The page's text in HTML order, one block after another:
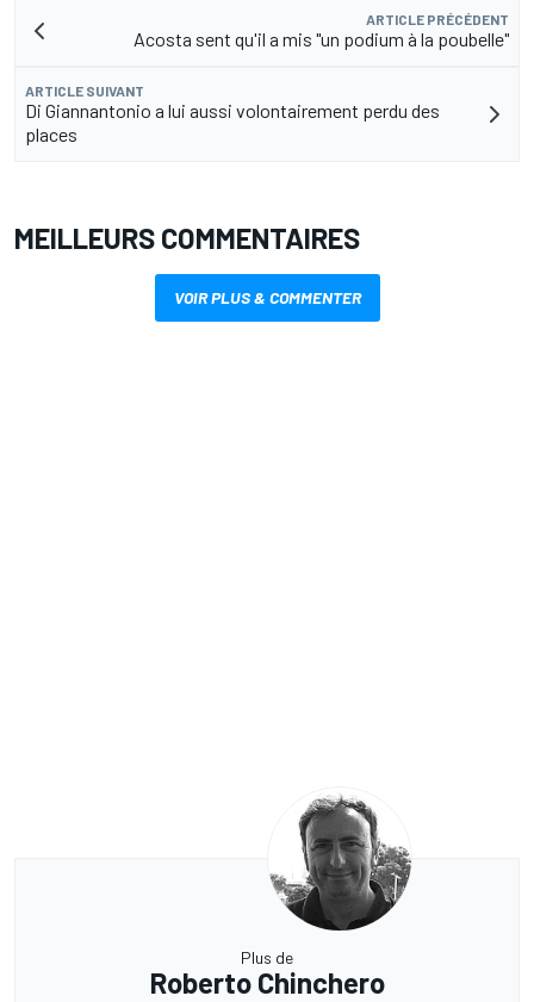
ARTICLE PRÉCÉDENT
Acosta sent qu'il a mis "un podium à la poubelle"
ARTICLE SUIVANT
Di Giannantonio a lui aussi volontairement perdu des
places
MEILLEURS COMMENTAIRES
VOIR PLUS & COMMENTER
Plus de
Roberto Chinchero